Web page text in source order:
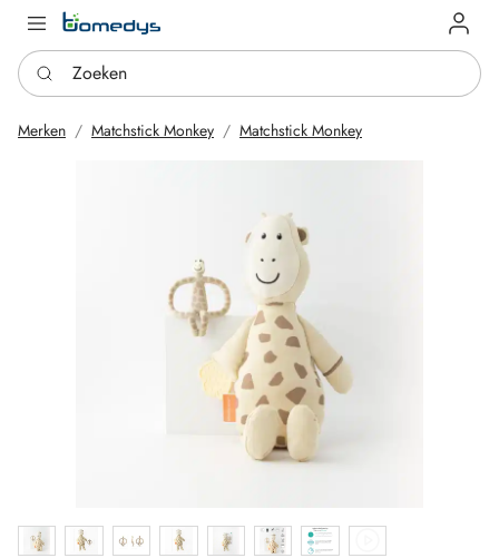
Log in
Zoeken
Merken Matchstick Monkey Matchstick Monkey